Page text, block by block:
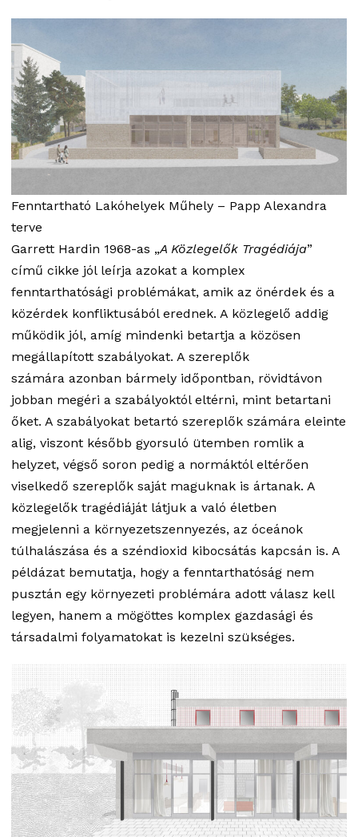
Fenntartható Lakóhelyek Műhely – Papp Alexandra
terve
Garrett Hardin 1968-as „A Közlegelők Tragédiája”
című cikke jól leírja azokat a komplex
fenntarthatósági problémákat, amik az önérdek és a
közérdek konfliktusából erednek. A közlegelő addig
működik jól, amíg mindenki betartja a közösen
megállapított szabályokat. A szereplők
számára azonban bármely időpontban, rövidtávon
jobban megéri a szabályoktól eltérni, mint betartani
őket. A szabályokat betartó szereplők számára eleinte
alig, viszont később gyorsuló ütemben romlik a
helyzet, végső soron pedig a normáktól eltérően
viselkedő szereplők saját maguknak is ártanak. A
közlegelők tragédiáját látjuk a való életben
megjelenni a környezetszennyezés, az óceánok
túlhalászása és a széndioxid kibocsátás kapcsán is. A
példázat bemutatja, hogy a fenntarthatóság nem
pusztán egy környezeti problémára adott válasz kell
legyen, hanem a mögöttes komplex gazdasági és
társadalmi folyamatokat is kezelni szükséges.